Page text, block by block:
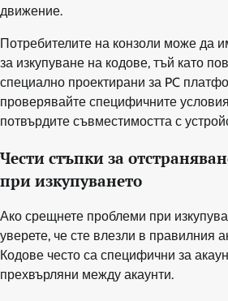
движение.
Потребителите на конзоли може да
за изкупуване на кодове, тъй като
специално проектирани за PC
проверявайте специфичните
потвърдите съвместимостта с
Чести стъпки за
при изкупуването
Ако срещнете проблеми при
уверете, че сте влезли в правилния
Кодове често са специфични за
прехвърляни между акаунти.